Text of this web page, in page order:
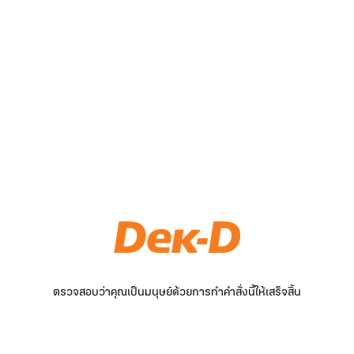
ตรวจสอบว่าคุณเป็นมนุษย์ด้วยการทำคำสั่งนี้ให้เสร็จสิ้น